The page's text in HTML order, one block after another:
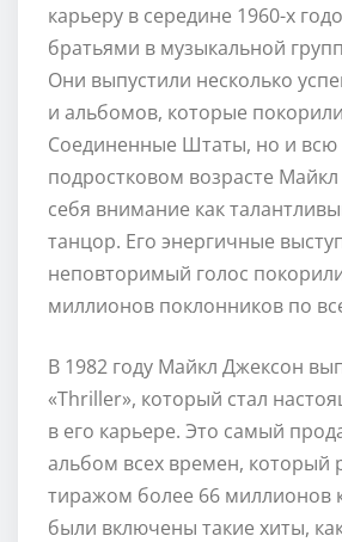
карьеру в середине 1960-х
братьями в музыкальной
Они выпустили несколько
и альбомов, которые
Соединенные Штаты, но и всю
подростковом возрасте
себя внимание как
танцор. Его энергичные
неповторимый голос
миллионов поклонников по
В 1982 году Майкл Джексон
«Thriller», который стал
в его карьере. Это самый
альбом всех времен, который
тиражом более 66 миллионов
были включены такие хиты,